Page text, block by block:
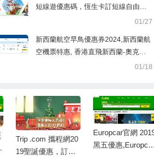
短線遊優惠碼，恆生卡訂短線自由行
每單減HK$250，澳門自由行/船飛+酒
01/27
新西蘭航空早鳥優惠券2024,新西蘭航
空機票特惠, 香港直飛新西蘭-奧克蘭
01/18
Trip .com 攜程網20
19聖誕優惠，訂酒
Europcar官網 2019
黑五優惠,Europcar